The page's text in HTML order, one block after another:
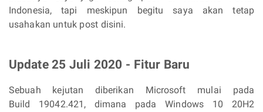
Indonesia, tapi meskipun begitu saya akan tetap
usahakan untuk post disini.
Update 25 Juli 2020 - Fitur Baru
Sebuah kejutan diberikan Microsoft mulai pada
Build 19042.421, dimana pada Windows 10 20H2